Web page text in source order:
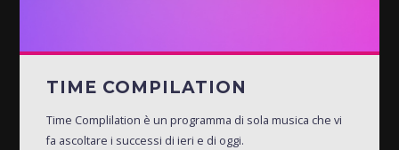
TIME COMPILATION
Time Complilation è un programma di sola musica che vi
fa ascoltare i successi di ieri e di oggi.